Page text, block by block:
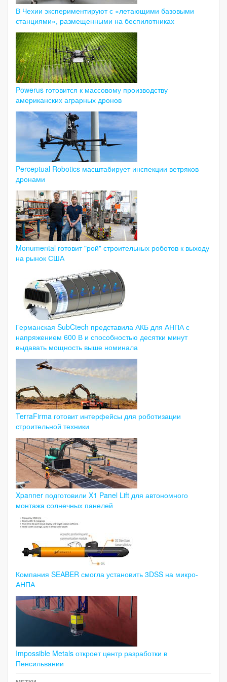
В Чехии экспериментируют с «летающими базовыми
станциями», размещенными на беспилотниках
Powerus готовится к массовому производству
американских аграрных дронов
Perceptual Robotics масштабирует инспекции ветряков
дронами
Monumental готовит "рой" строительных роботов к выходу
на рынок США
Германская SubCtech представила АКБ для АНПА с
напряжением 600 В и способностью десятки минут
выдавать мощность выше номинала
TerraFirma готовит интерфейсы для роботизации
строительной техники
Xpanner подготовили X1 Panel Lift для автономного
монтажа солнечных панелей
Компания SEABER смогла установить 3DSS на микро-
АНПА
Impossible Metals откроет центр разработки в
Пенсильвании